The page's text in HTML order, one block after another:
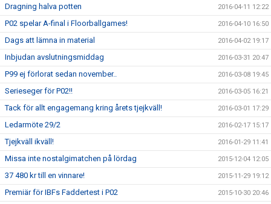
Dragning halva potten 2016-04-11 12:22
P02 spelar A-final i Floorballgames! 2016-04-10 16:50
Dags att lämna in material 2016-04-02 19:17
Inbjudan avslutningsmiddag 2016-03-31 20:47
P99 ej förlorat sedan november.. 2016-03-08 19:45
Serieseger för P02!! 2016-03-05 16:21
Tack för allt engagemang kring årets tjejkväll! 2016-03-01 17:29
Ledarmöte 29/2 2016-02-17 15:17
Tjejkväll ikväll! 2016-01-29 11:41
Missa inte nostalgimatchen på lördag 2015-12-04 12:05
37 480 kr till en vinnare! 2015-11-29 19:12
Premiär för IBFs Faddertest i P02 2015-10-30 20:46